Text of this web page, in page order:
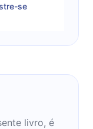
se
livro, é